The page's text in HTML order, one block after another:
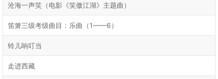
沧海一声笑（电影《笑傲江湖》主题曲）
笛箫三级考级曲目：乐曲（1——6）
铃儿响叮当
走进西藏